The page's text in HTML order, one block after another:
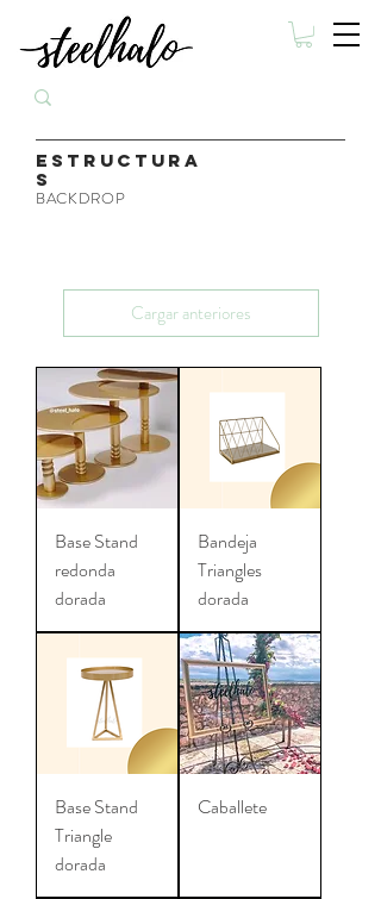
ESTRUCTURA
S
BACKDROP
Cargar anteriores
Base Stand
redonda
dorada
Bandeja
Triangles
dorada
Base Stand
Triangle
dorada
Caballete